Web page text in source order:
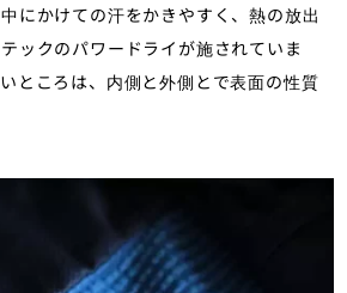
にかけての汗をかきやすく、熱の放出
ックのパワードライが施されていま
ところは、内側と外側とで表面の性質